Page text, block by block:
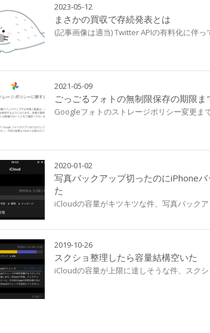
2023-05-12
まさかの買収で存続発表とは
(記事画像は適当) Twitter APIの有料化に伴
2021-05-09
ごっごるフォトの無制限保存の期限
Googleフォトのストレージポリシー変更ま
2020-01-02
写真バックアップ切ったのにiPhone
た
iCloudの容量がキツキツな件、写真バック
2019-10-26
スクショ整理したら容量結構空いた
iCloudの容量が上限に達しそうな件、スク